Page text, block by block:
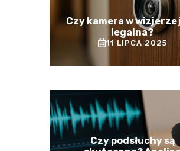
Czy kamera w wizjerze
legalna?
11 LIPCA 2025
Czy podsłuchy są